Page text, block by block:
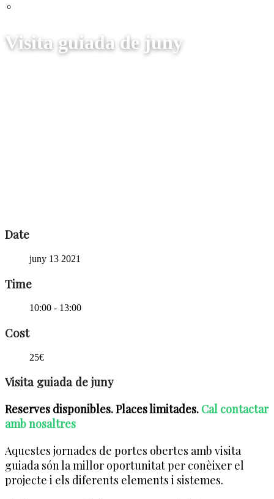
Visita guiada de juny
Date
juny 13 2021
Time
10:00 - 13:00
Cost
25€
Visita guiada de juny
Reserves disponibles. Places limitades. Cal contactar
amb nosaltres
Aquestes jornades de portes obertes amb visita
guiada són la millor oportunitat per conèixer el
projecte i els diferents elements i sistemes.